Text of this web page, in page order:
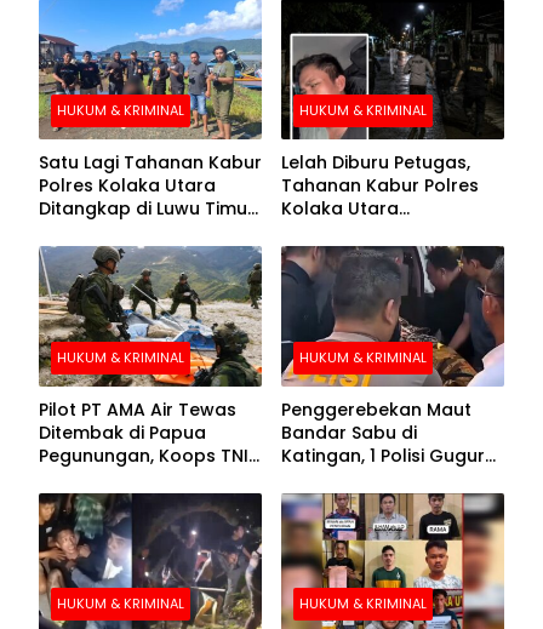
HUKUM & KRIMINAL
Satu Lagi Tahanan Kabur
Polres Kolaka Utara
Ditangkap di Luwu Timur,
HUKUM & KRIMINAL
Lelah Diburu Petugas,
Tahanan Kabur Polres
Kolaka Utara
HUKUM & KRIMINAL
Pilot PT AMA Air Tewas
Ditembak di Papua
Pegunungan, Koops TNI
Evakuasi Jenazah
Korban
HUKUM & KRIMINAL
Penggerebekan Maut
Bandar Sabu di
Katingan, 1 Polisi Gugur
HUKUM & KRIMINAL HUKUM & KRIMINAL